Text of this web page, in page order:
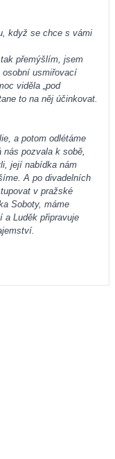
když se chce s vámi
přemýšlím, jsem
usmiřovací
viděla „pod
to na něj účinkovat.
a potom odlétáme
pozvala k sobě,
její nabídka nám
A po divadelních
v pražské
Soboty, máme
a Luděk připravuje